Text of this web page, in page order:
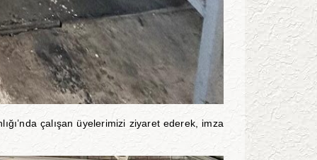
çalışan üyelerimizi ziyaret ederek, imza